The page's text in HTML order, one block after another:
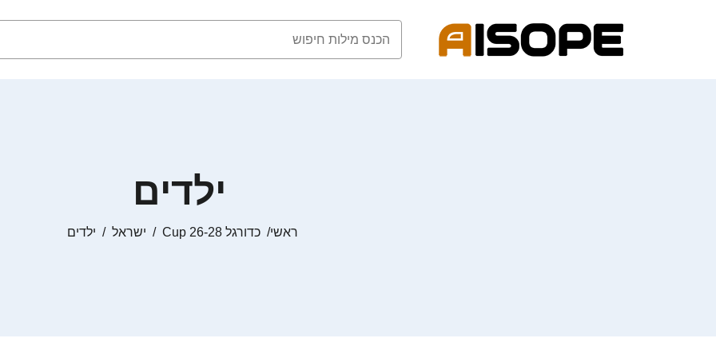
ילדים
ראשי כדורגל Cup 26-28 ישראל ילדים